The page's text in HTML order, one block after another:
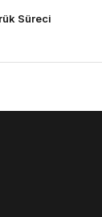
Süreci